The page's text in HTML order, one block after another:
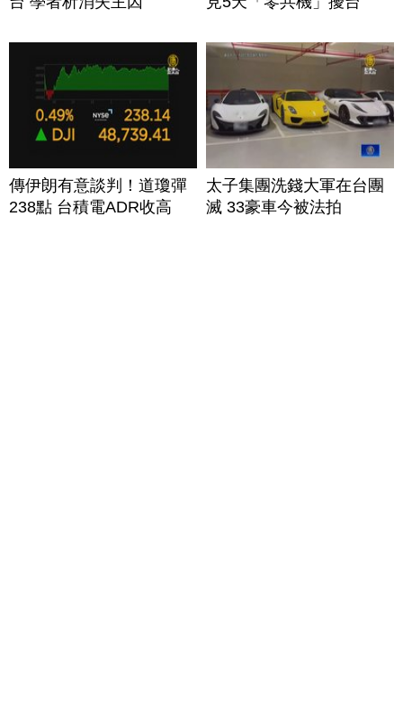
傳伊朗有意談判！道瓊彈
238點 台積電ADR收高
太子集團洗錢大軍在台團
滅 33豪車今被法拍